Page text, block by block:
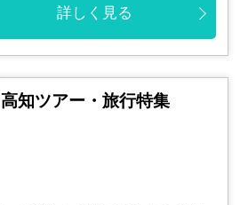
詳しく見る
高知ツアー・旅行特集